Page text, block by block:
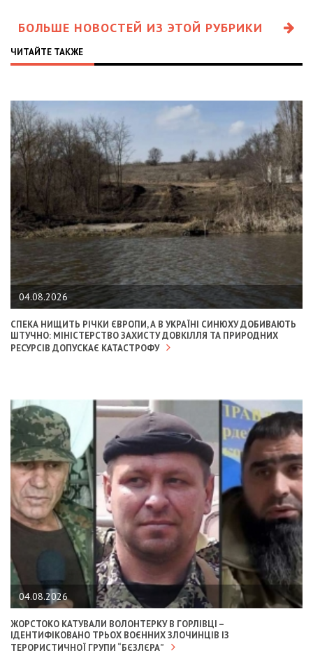
БОЛЬШЕ НОВОСТЕЙ ИЗ ЭТОЙ РУБРИКИ
ЧИТАЙТЕ ТАКЖЕ
04.08.2026
СПЕКА НИЩИТЬ РІЧКИ ЄВРОПИ, А В УКРАЇНІ СИНЮХУ ДОБИВАЮТЬ
ШТУЧНО: МІНІСТЕРСТВО ЗАХИСТУ ДОВКІЛЛЯ ТА ПРИРОДНИХ
РЕСУРСІВ ДОПУСКАЄ КАТАСТРОФУ
04.08.2026
ЖОРСТОКО КАТУВАЛИ ВОЛОНТЕРКУ В ГОРЛІВЦІ –
ІДЕНТИФІКОВАНО ТРЬОХ ВОЄННИХ ЗЛОЧИНЦІВ ІЗ
ТЕРОРИСТИЧНОЇ ГРУПИ “БЄЗЛЄРА”